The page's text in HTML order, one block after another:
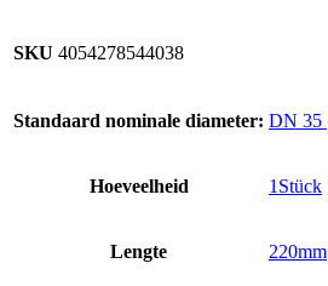
SKU 4054278544038
Standaard nominale diameter: DN 35
Hoeveelheid 1Stück
Lengte 220mm